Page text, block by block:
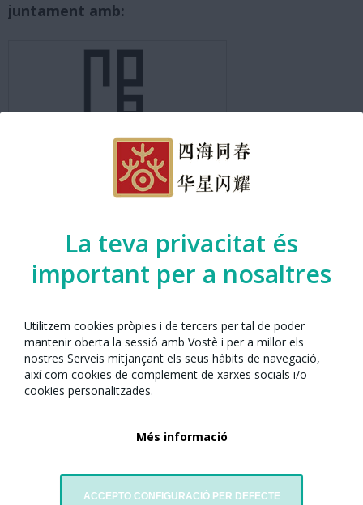
La teva privacitat és
important per a nosaltres
Utilitzem cookies pròpies i de tercers per tal de poder
mantenir oberta la sessió amb Vostè i per a millor els
nostres Serveis mitjançant els seus hàbits de navegació,
així com cookies de complement de xarxes socials i/o
cookies personalitzades.
Més informació
ACCEPTO CONFIGURACIÓ PER DEFECTE
juntament amb: